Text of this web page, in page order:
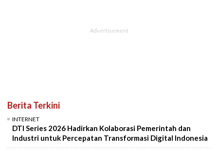
Berita Terkini
INTERNET
DTI Series 2026 Hadirkan Kolaborasi Pemerintah dan
Industri untuk Percepatan Transformasi Digital Indonesia